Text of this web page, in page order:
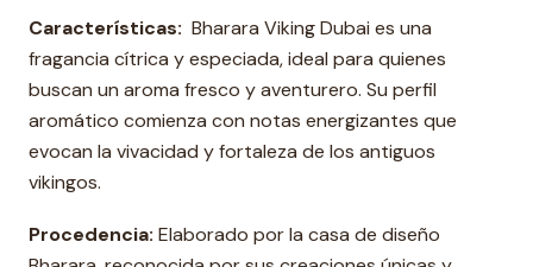
Características: Bharara Viking Dubai es una
fragancia cítrica y especiada, ideal para quienes
buscan un aroma fresco y aventurero. Su perfil
aromático comienza con notas energizantes que
evocan la vivacidad y fortaleza de los antiguos
vikingos.
Procedencia: Elaborado por la casa de diseño